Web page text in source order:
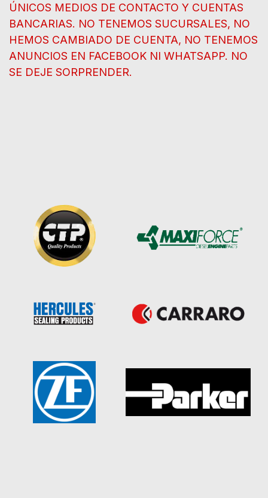
ÚNICOS MEDIOS DE CONTACTO Y CUENTAS
BANCARIAS. NO TENEMOS SUCURSALES, NO
HEMOS CAMBIADO DE CUENTA, NO TENEMOS
ANUNCIOS EN FACEBOOK NI WHATSAPP. NO
SE DEJE SORPRENDER.